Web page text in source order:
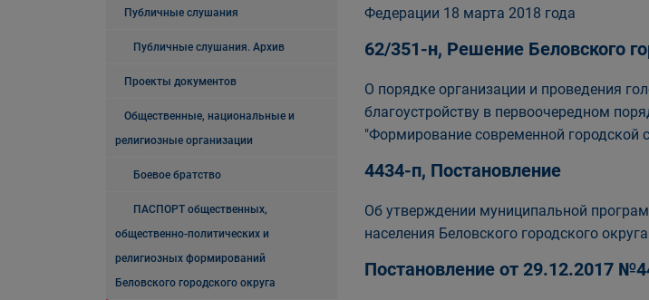
Публичные слушания
Публичные слушания. Архив
Проекты документов
Общественные, национальные и
религиозные организации
Боевое братство
ПАСПОРТ общественных,
общественно-политических и
религиозных формирований
Беловского городского округа
Федерации 18 марта 2018 года
62/351-н, Решение Беловского
О порядке организации и проведения
благоустройству в первоочередном
"Формирование современной городской
4434-п, Постановление
Об утверждении муниципальной
населения Беловского городского
Постановление от 29.12.2017